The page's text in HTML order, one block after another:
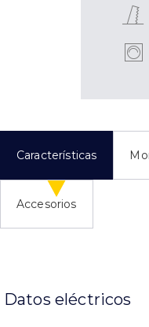
Características
Accesorios
Datos eléctricos